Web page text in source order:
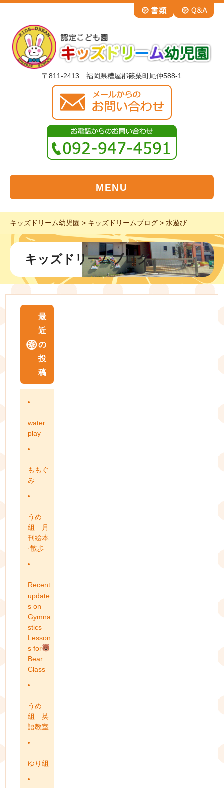
〒811-2413 福岡県糟屋郡篠栗町尾仲588-1
MENU
キッズドリーム幼児園 > キッズドリームブログ > 水遊び
キッズドリームブログ
最
近
の
投
稿
water
play
ももぐ
み
うめ
組 月
刊絵本
·散歩
Recent
update
s on
Gymna
stics
Lesson
s for
Bear
Class
うめ
組 英
語教室
ゆり組